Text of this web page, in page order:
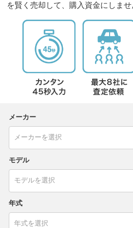
を賢く売却して、購入資金にしませ
メーカー
モデル
年式